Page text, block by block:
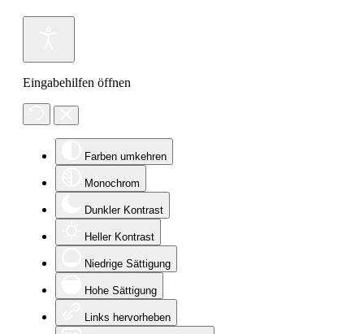
Eingabehilfen öffnen
Farben umkehren
Monochrom
Dunkler Kontrast
Heller Kontrast
Niedrige Sättigung
Hohe Sättigung
Links hervorheben